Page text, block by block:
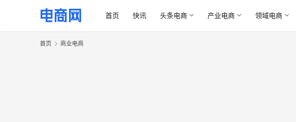
首页 快讯 头条电商 产业电商 领域电商
首页 商业电商